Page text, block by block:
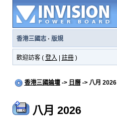
香港三國志· 版規
歡迎訪客 ( 登入 註冊)
香港三國論壇-> 日曆-> 八月 2026
八月 2026